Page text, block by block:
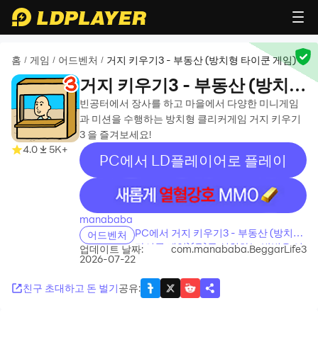
홈 / 게임 / 어드벤처 / 거지 키우기3 - 부동산 (방치형 타이쿤 게임)
4.0 5K+
거지 키우기3 - 부동산 (방치형
타이쿤 게임)
빈공터에서 장사를 하고 마을에서 다양한 미니게임
과 미션을 수행하는 방치형 클리커게임 거지 키우기
3 을 즐겨보세요!
PC에서 LD플레이어로 플레이
recommend
manababa
어드벤처
PC에서 거지 키우기3 - 부동산 (방치형
타이쿤 게임)(을)를 설치하는 방법은 어
떻게 되나요?
업데이트 날짜:
2026-07-22
com.manababa.BeggarLife3
친구 초대하고 돈 벌기공유: